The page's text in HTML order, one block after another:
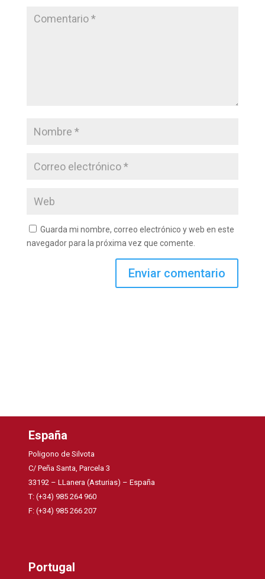
Guarda mi nombre, correo electrónico y web en este
navegador para la próxima vez que comente.
España
Poligono de Silvota
C/ Peña Santa, Parcela 3
33192 – LLanera (Asturias) – España
T: (+34) 985 264 960
F: (+34) 985 266 207
Portugal